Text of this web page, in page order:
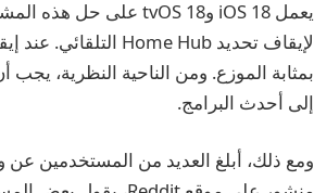
بمثابة الموزع. ومن الناحية النظرية،
إلى أحدث البرامج.
ومع ذلك، أبلغ العديد من المستخدمين عن